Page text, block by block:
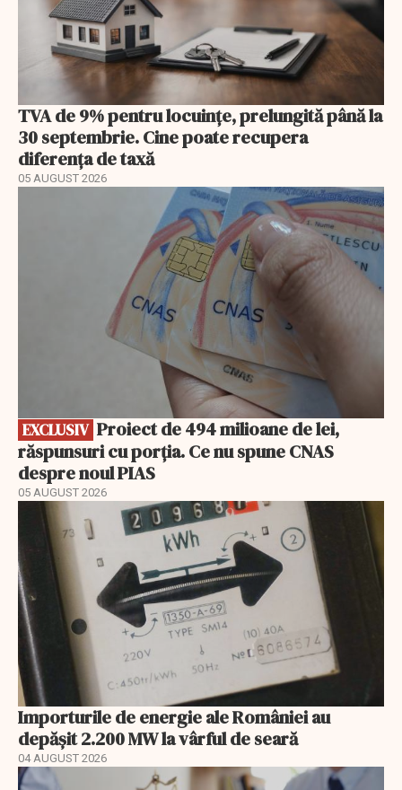
TVA de 9% pentru locuințe, prelungită până la
30 septembrie. Cine poate recupera
diferența de taxă
05 AUGUST 2026
EXCLUSIV
răspunsuri cu porția. Ce nu spune CNAS
despre noul PIAS
05 AUGUST 2026
Importurile de energie ale României au
depășit 2.200 MW la vârful de seară
04 AUGUST 2026